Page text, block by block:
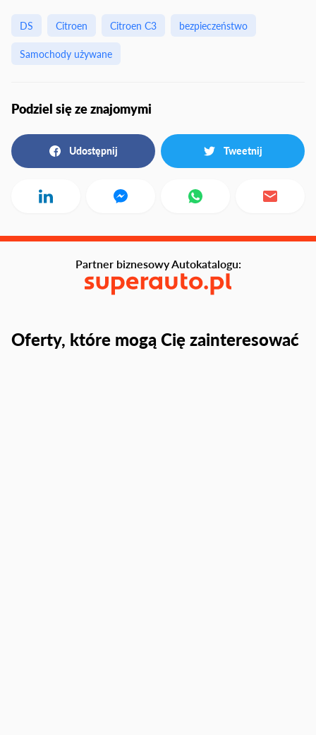
DS Citroen Citroen C3
bezpieczeństwo
Samochody używane
Podziel się ze znajomymi
Udostępnij Tweetnij
Oferty, które mogą Cię zainteresować
Partner biznesowy Autokatalogu: